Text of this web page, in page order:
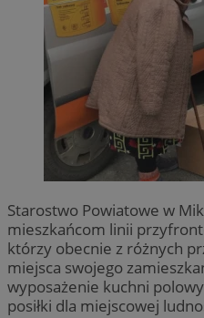
Starostwo Powiatowe w
mieszkańcom linii
którzy obecnie z różnych
miejsca swojego
wyposażenie kuchni
posiłki dla miejscowej